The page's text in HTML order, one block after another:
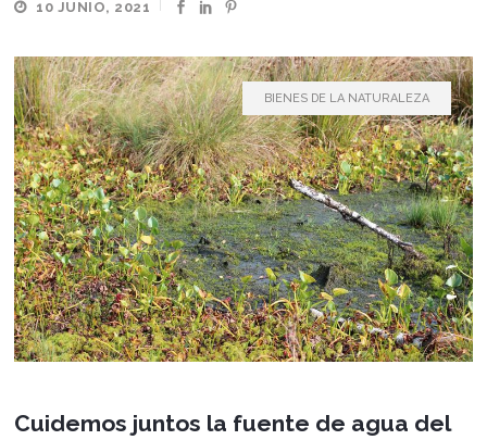
10 JUNIO, 2021
BIENES DE LA NATURALEZA
Cuidemos juntos la fuente de agua del